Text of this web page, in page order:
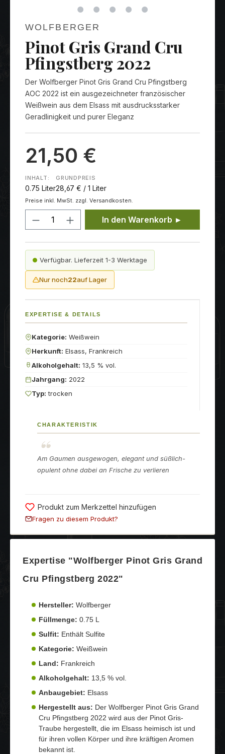
WOLFBERGER
Pinot Gris Grand Cru
Pfingstberg 2022
Der Wolfberger Pinot Gris Grand Cru Pfingstberg
AOC 2022 ist ein ausgezeichneter französischer
Weißwein aus dem Elsass mit ausdrucksstarker
Geradlinigkeit und purer Eleganz
21,50 €
INHALT:
0.75 Liter
GRUNDPREIS
28,67 € / 1 Liter
Preise inkl. MwSt. zzgl. Versandkosten.
Produkt Anzahl: Gib den
In den Warenkorb ►
Verfügbar. Lieferzeit 1-3 Werktage
Nur noch22auf Lager
EXPERTISE & DETAILS
Kategorie: Weißwein
Herkunft: Elsass, Frankreich
Alkoholgehalt: 13,5 % vol.
Jahrgang: 2022
Typ: trocken
CHARAKTERISTIK
Am Gaumen ausgewogen, elegant und süßlich-
opulent ohne dabei an Frische zu verlieren
Produkt zum Merkzettel hinzufügen
Fragen zu diesem Produkt?
Expertise "Wolfberger Pinot Gris Grand
Cru Pfingstberg 2022"
Hersteller: Wolfberger
Füllmenge: 0.75 L
Sulfit: Enthält Sulfite
Kategorie: Weißwein
Land: Frankreich
Alkoholgehalt: 13,5 % vol.
Anbaugebiet: Elsass
Hergestellt aus: Der Wolfberger Pinot Gris Grand
Cru Pfingstberg 2022 wird aus der Pinot Gris-
Traube hergestellt, die im Elsass heimisch ist und
für ihren vollen Körper und ihre kräftigen Aromen
bekannt ist.